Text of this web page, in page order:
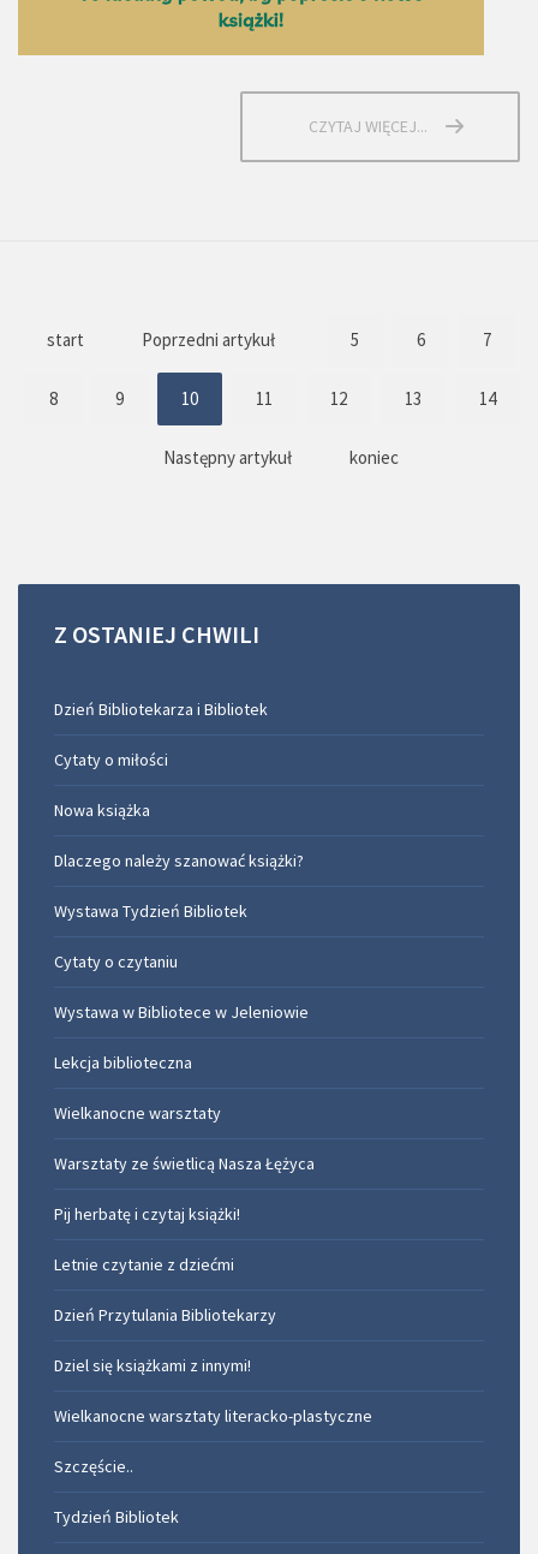
CZYTAJ WIĘCEJ...
start Poprzedni artykuł 5 6 7
8 9 10 11 12 13 14
Następny artykuł koniec
Z OSTANIEJ CHWILI
Dzień Bibliotekarza i Bibliotek
Cytaty o miłości
Nowa książka
Dlaczego należy szanować książki?
Wystawa Tydzień Bibliotek
Cytaty o czytaniu
Wystawa w Bibliotece w Jeleniowie
Lekcja biblioteczna
Wielkanocne warsztaty
Warsztaty ze świetlicą Nasza Łężyca
Pij herbatę i czytaj książki!
Letnie czytanie z dziećmi
Dzień Przytulania Bibliotekarzy
Dziel się książkami z innymi!
Wielkanocne warsztaty literacko-plastyczne
Szczęście..
Tydzień Bibliotek